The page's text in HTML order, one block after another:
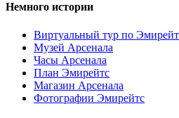
Немного истории
Виртуальный тур по
Музей Арсенала
Часы Арсенала
План Эмирейтс
Магазин Арсенала
Фотографии Эмирейтс